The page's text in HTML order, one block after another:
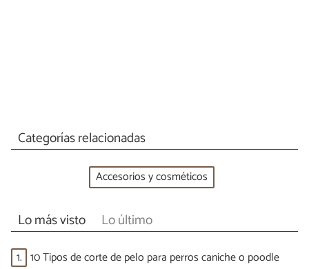
Categorías relacionadas
Accesorios y cosméticos
Lo más visto Lo último
1. 10 Tipos de corte de pelo para perros caniche o poodle